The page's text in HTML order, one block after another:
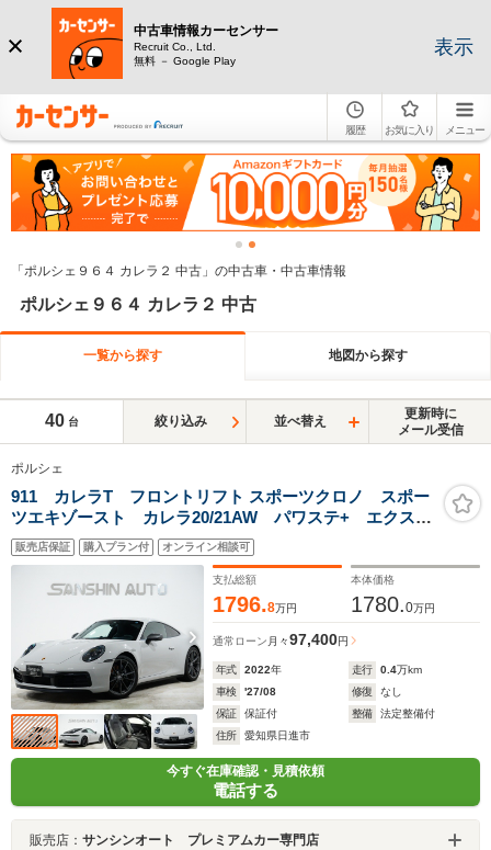
中古車情報カーセンサー
Recruit Co., Ltd.
無料 － Google Play
表示
履歴 お気に入り メニュー
「ポルシェ９６４ カレラ２ 中古」の中古車・中古車情報
ポルシェ９６４ カレラ２ 中古
一覧から探す 地図から探す
40 台 絞り込み 並べ替え
更新時に
メール受信
ポルシェ
911 カレラT フロントリフト スポーツクロノ スポー
ツエキゾースト カレラ20/21AW パワステ+ エクスク
ルーシブデザインテールライト GTステアリング レー
ンチェンジアシスト
販売店保証 購入プラン付 オンライン相談可
支払総額
1796.8万円
本体価格
1780.0万円
通常ローン 月々97,400円
年式 2022年 走行 0.4万km
車検
'27/08 修復
なし
保証
保証付 整備
法定整備付
住所
愛知県日進市
今すぐ在庫確認・見積依頼
電話する
販売店： サンシンオート プレミアムカー専門店